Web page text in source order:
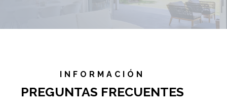
INFORMACIÓN
PREGUNTAS FRECUENTES